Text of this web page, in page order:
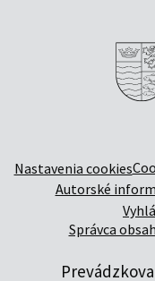
Nastavenia cookies
Autorské
Správca